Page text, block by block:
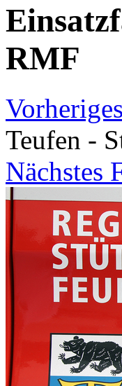
RMF
Teufen -
Nächstes